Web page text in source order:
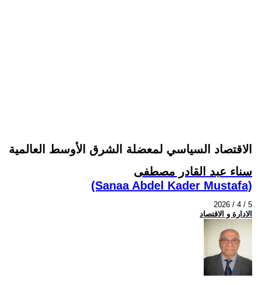
الاقتصاد السياسي لمعضلة الشرق الأوسط العالمية
سناء عبد القادر مصطفى
(Sanaa Abdel Kader Mustafa)
2026 / 4 / 5
الادارة و الاقتصاد